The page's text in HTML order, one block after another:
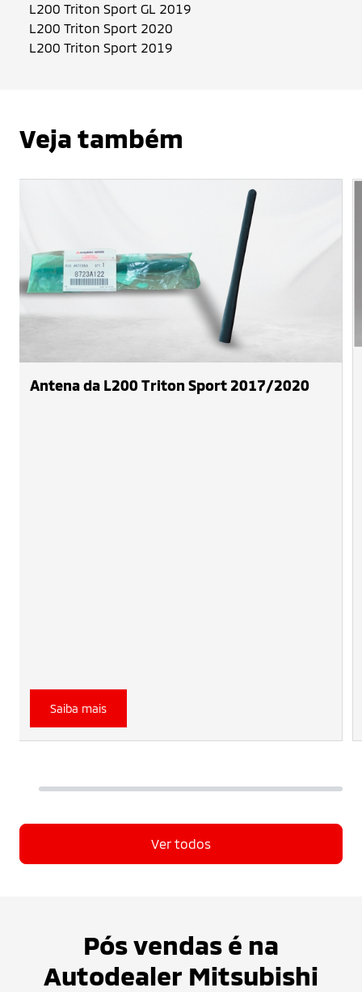
L200 Triton Sport GL 2019
L200 Triton Sport 2020
L200 Triton Sport 2019
Veja também
Antena da L200 Triton Sport 2017/2020
Saiba mais
Ver todos
Pós vendas é na
Autodealer Mitsubishi